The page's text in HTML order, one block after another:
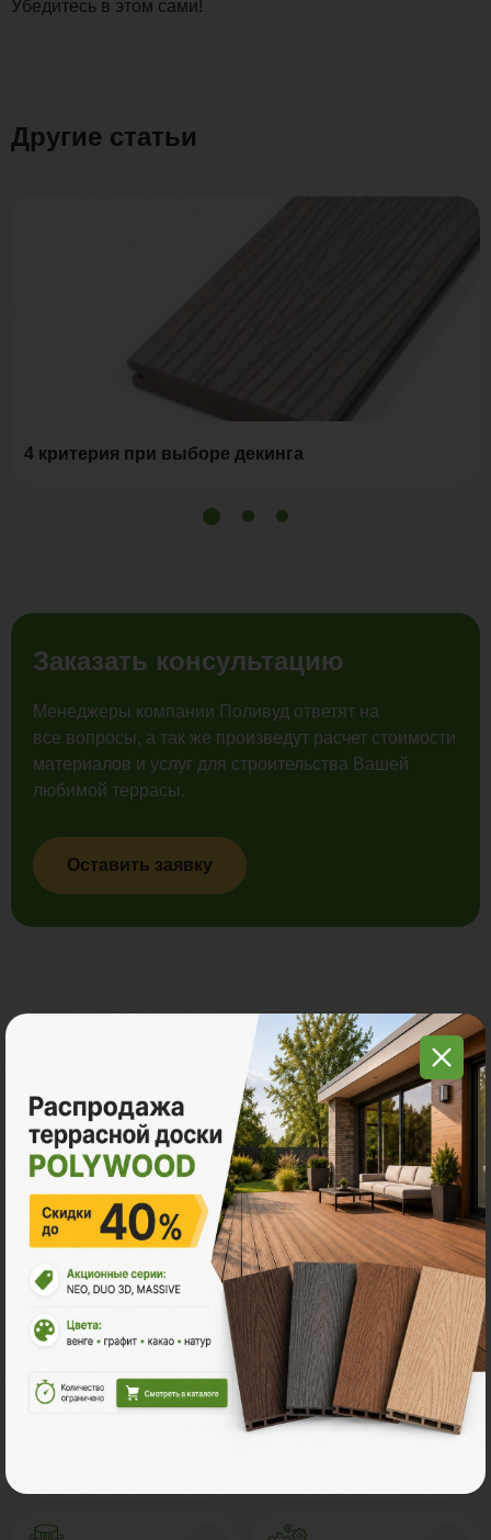
Убедитесь в этом сами!
Другие статьи
4 критерия при выборе декинга
Заказать консультацию
Менеджеры компании Поливуд ответят на
все вопросы, а так же произведут расчет стоимости
материалов и услуг для строительства Вашей
любимой террасы.
Оставить заявку
Ознакомьтесь с нашей
Террасная доска ДПК Ступени из ДПК